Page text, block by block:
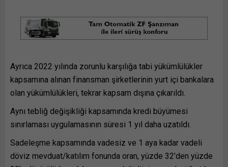
Ayrıca 2022 yılında zorunlu karşılığa tabi yükümlülükler
kapsamına alınan finansman şirketlerinin yurt içi bankalara
olan yükümlülükleri, tekrar kapsam dışına çıkarıldı.
Aynı tebliğ değişikliği kapsamında kredi büyümesi
sınırlaması uygulamasının süresi 1 yıl daha uzatıldı.
Sadeleşme kapsamında vadesiz ve 1 aya kadar vadeli
döviz mevduat/katılım fonunda oran, yüzde 32’den yüzde